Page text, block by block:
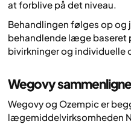
at forblive på det niveau.
Behandlingen følges op og
behandlende læge baseret
bivirkninger og
Wegovy
Wegovy og Ozempic er
lægemiddelvirksomheden